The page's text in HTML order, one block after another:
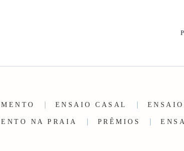
ENSAIO CASAL
NA PRAIA PRÊMIOS